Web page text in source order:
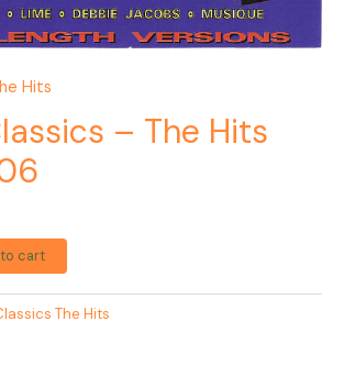
Hits
– The Hits
cart
The Hits